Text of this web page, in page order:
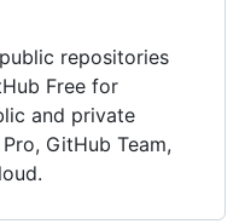
repositories
Free for
and private
GitHub Team,